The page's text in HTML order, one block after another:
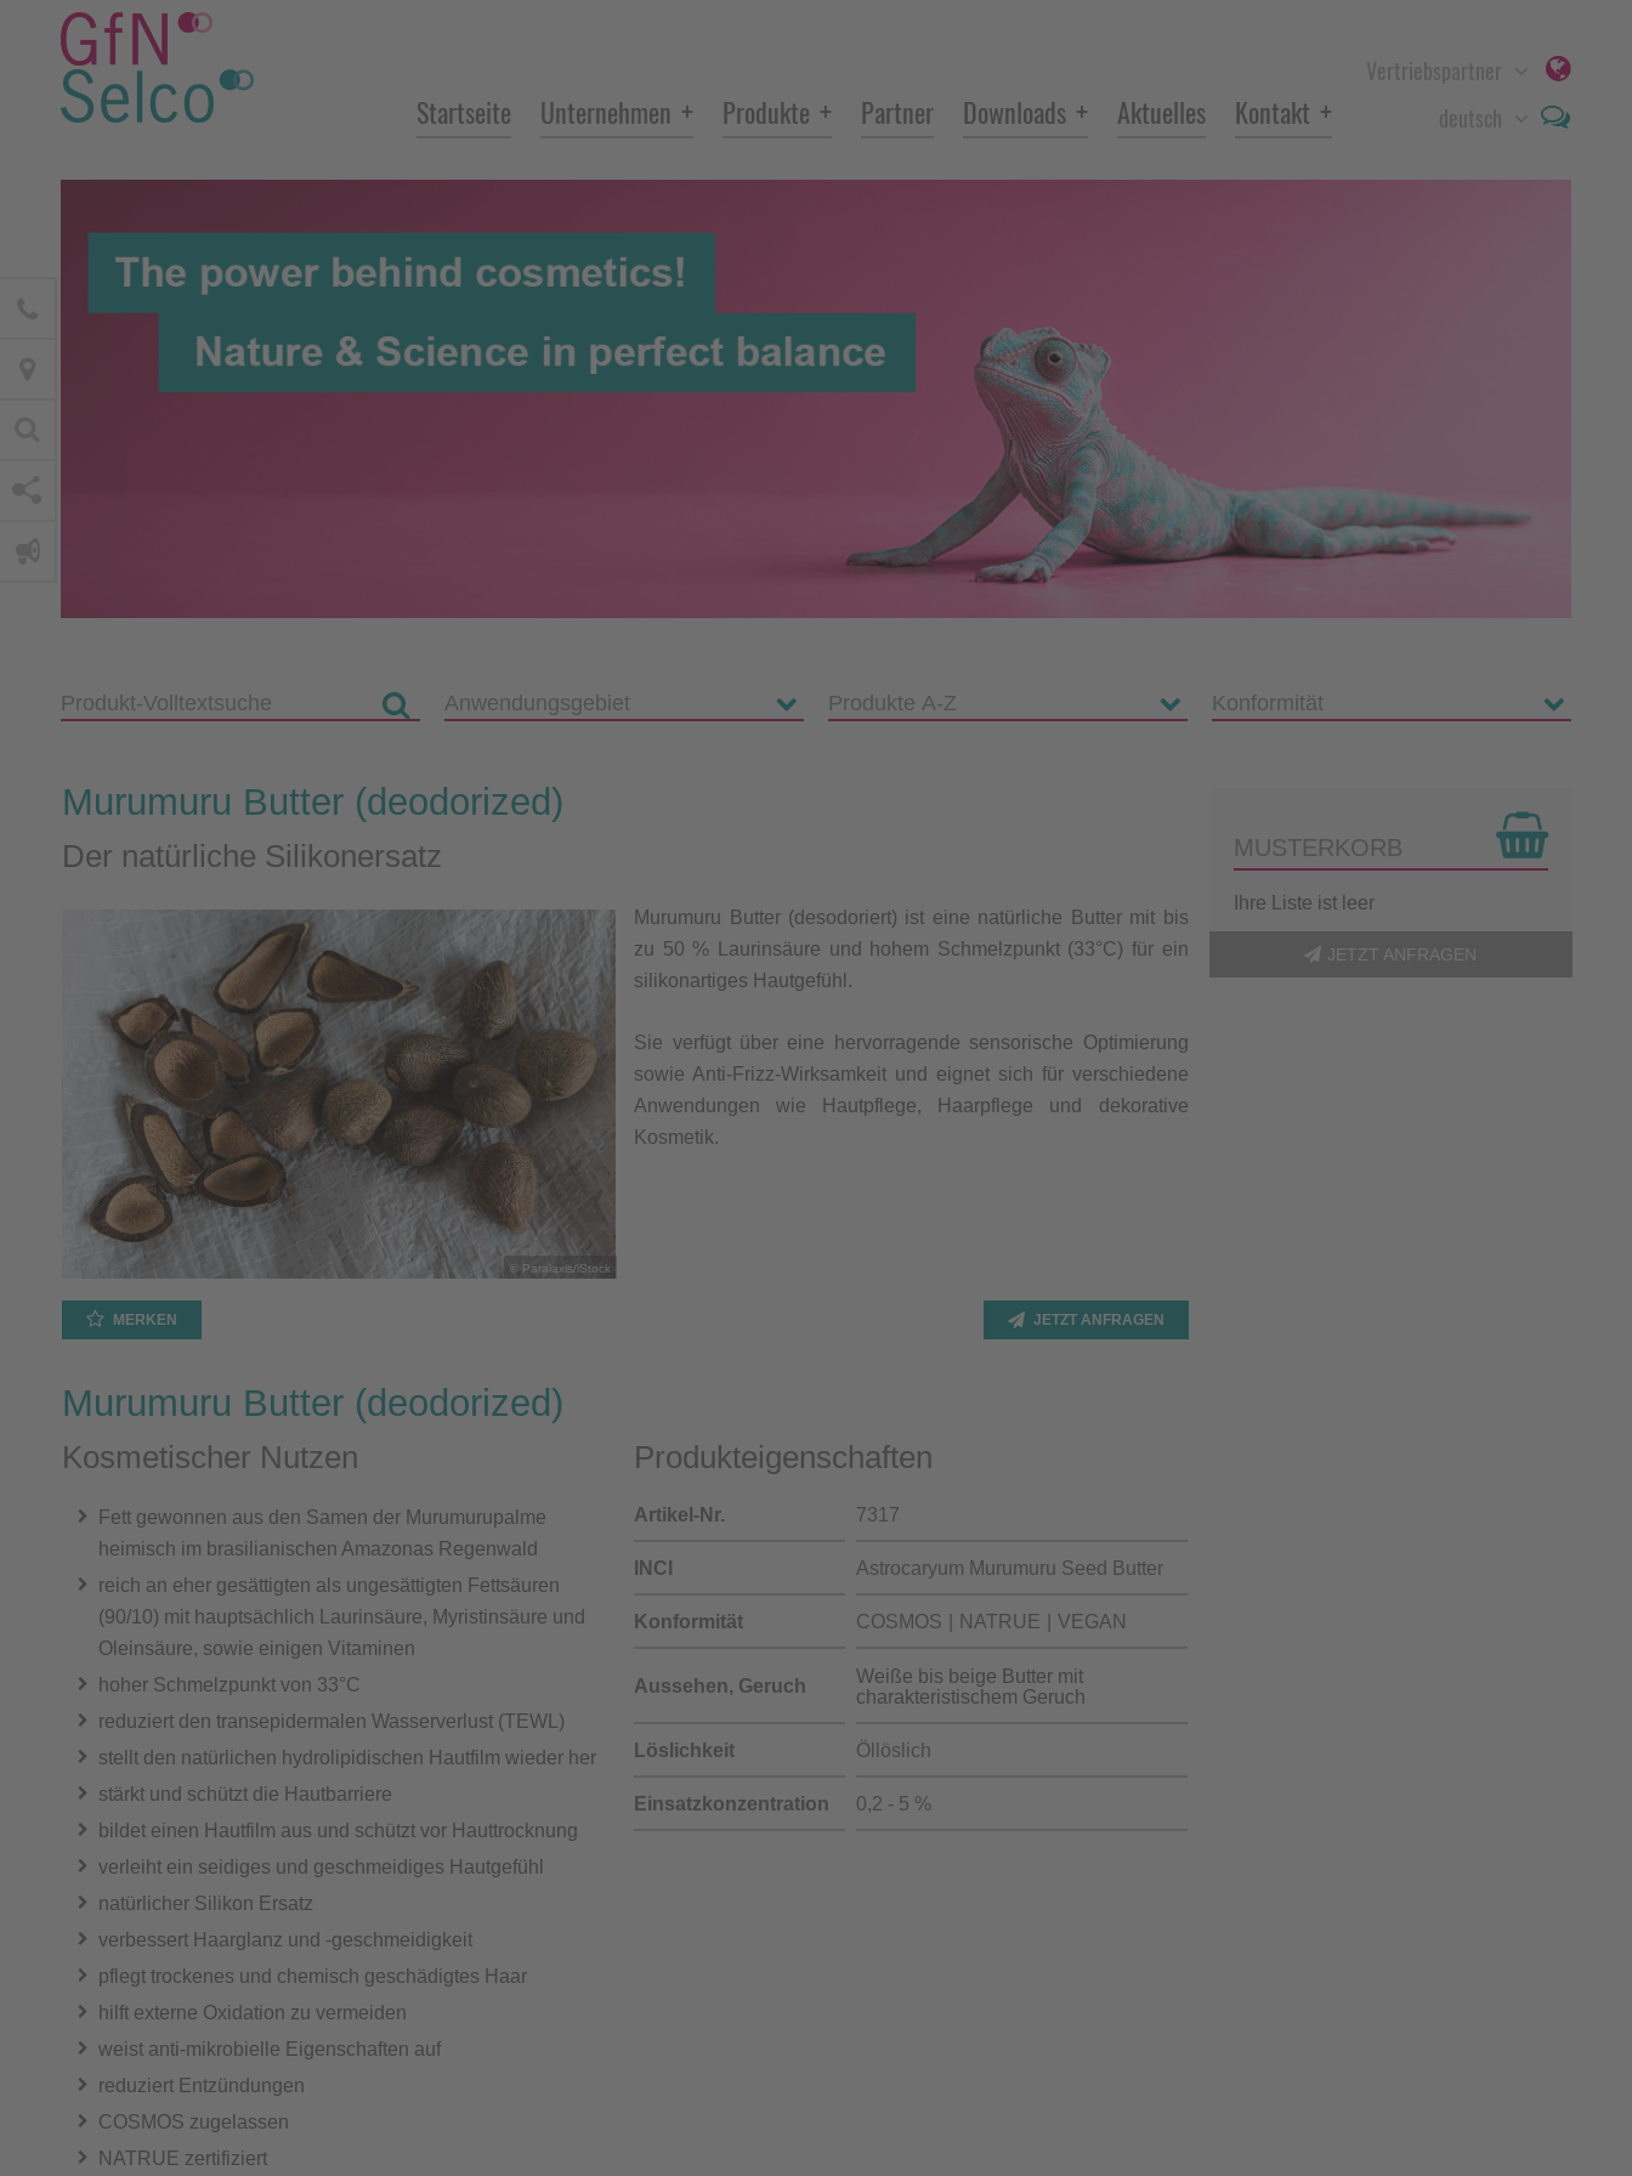
Startseite Unternehmen + Produkte + Partner Downloads + Aktuelles Kontakt +
Murumuru Butter (deodorized)
Der natürliche Silikonersatz
© Paralaxis/iStock
Murumuru Butter (desodoriert) ist eine natürliche Butter mit bis
zu 50 % Laurinsäure und hohem Schmelzpunkt (33°C) für ein
silikonartiges Hautgefühl.
Sie verfügt über eine hervorragende sensorische Optimierung
sowie Anti-Frizz-Wirksamkeit und eignet sich für verschiedene
Anwendungen wie Hautpflege, Haarpflege und dekorative
Kosmetik.
MERKEN JETZT ANFRAGEN
Murumuru Butter (deodorized)
Kosmetischer Nutzen
Fett gewonnen aus den Samen der Murumurupalme
heimisch im brasilianischen Amazonas Regenwald
reich an eher gesättigten als ungesättigten Fettsäuren
(90/10) mit hauptsächlich Laurinsäure, Myristinsäure und
Oleinsäure, sowie einigen Vitaminen
hoher Schmelzpunkt von 33°C
reduziert den transepidermalen Wasserverlust (TEWL)
stellt den natürlichen hydrolipidischen Hautfilm wieder her
stärkt und schützt die Hautbarriere
bildet einen Hautfilm aus und schützt vor Hauttrocknung
verleiht ein seidiges und geschmeidiges Hautgefühl
natürlicher Silikon Ersatz
verbessert Haarglanz und -geschmeidigkeit
pflegt trockenes und chemisch geschädigtes Haar
hilft externe Oxidation zu vermeiden
weist anti-mikrobielle Eigenschaften auf
reduziert Entzündungen
COSMOS zugelassen
NATRUE zertifiziert
Produkteigenschaften
Artikel-Nr. 7317
INCI Astrocaryum Murumuru Seed Butter
Konformität COSMOS NATRUE VEGAN
Aussehen, Geruch
Weiße bis beige Butter mit
charakteristischem Geruch
Löslichkeit Öllöslich
Einsatzkonzentration 0,2 - 5 %
MUSTERKORB
Ihre Liste ist leer
JETZT ANFRAGEN